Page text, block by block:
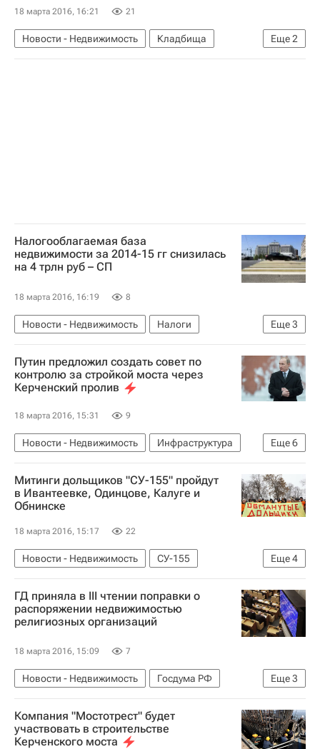
18 марта 2016, 16:21 21
Еще2
Новости - Недвижимость
Кладбища
Московская область (Подмосковье)
Россия
Налогооблагаемая база
недвижимости за 2014-15 гг снизилась
на 4 трлн руб – СП
18 марта 2016, 16:19 8
Еще3
Новости - Недвижимость
Налоги
Недвижимость
Счетная палата РФ Россия
Путин предложил создать совет по
контролю за стройкой моста через
Керченский пролив
18 марта 2016, 15:31 9
Еще6
Новости - Недвижимость
Инфраструктура
Владимир Путин
Строительство
Мосты
Республика Крым
Строительство моста через Керченский пролив
Россия
Митинги дольщиков "СУ-155" пройдут
в Ивантеевке, Одинцове, Калуге и
Обнинске
18 марта 2016, 15:17 22
Еще4
Новости - Недвижимость
СУ-155
Дольщики
Проблемы у компании "СУ-155"
Московская область (Подмосковье)
Россия
ГД приняла в III чтении поправки о
распоряжении недвижимостью
религиозных организаций
18 марта 2016, 15:09 7
Еще3
Новости - Недвижимость
Госдума РФ
Недвижимость
Законодательство Россия
Компания "Мостотрест" будет
участвовать в строительстве
Керченского моста